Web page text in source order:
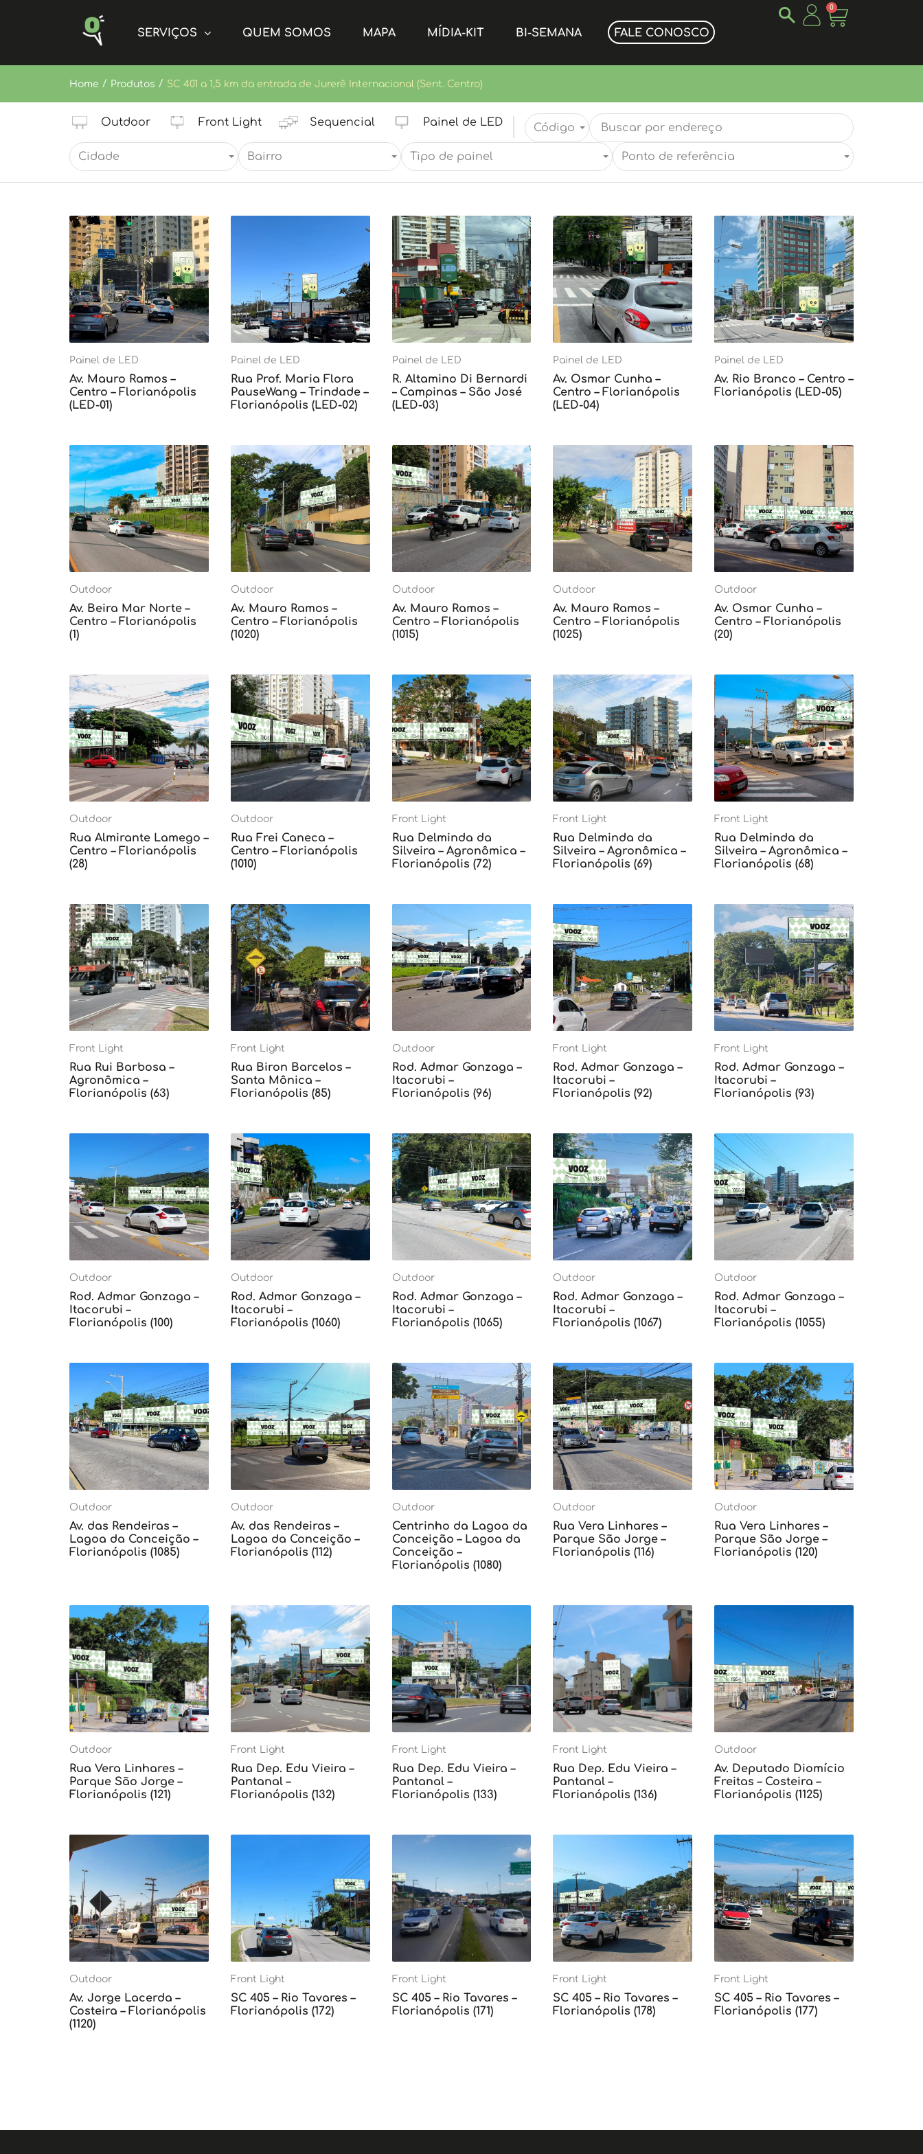
SERVIÇOS QUEM SOMOS MAPA MÍDIA-KIT BI-SEMANA FALE CONOSCO
0
Home / Produtos / SC 401 a 1,5 km da entrada de Jurerê Internacional (Sent. Centro)
Outdoor Front Light Sequencial Painel de LED Código
Cidade Bairro Tipo de painel Ponto de referência
Painel de LED
Av. Mauro Ramos –
Centro – Florianópolis
(LED-01)
Painel de LED
Rua Prof. Maria Flora
PauseWang – Trindade –
Florianópolis (LED-02)
Painel de LED
R. Altamino Di Bernardi
– Campinas – São José
(LED-03)
Painel de LED
Av. Osmar Cunha –
Centro – Florianópolis
(LED-04)
Painel de LED
Av. Rio Branco – Centro –
Florianópolis (LED-05)
Outdoor
Av. Beira Mar Norte –
Centro – Florianópolis
(1)
Outdoor
Av. Mauro Ramos –
Centro – Florianópolis
(1020)
Outdoor
Av. Mauro Ramos –
Centro – Florianópolis
(1015)
Outdoor
Av. Mauro Ramos –
Centro – Florianópolis
(1025)
Outdoor
Av. Osmar Cunha –
Centro – Florianópolis
(20)
Outdoor
Rua Almirante Lamego –
Centro – Florianópolis
(28)
Outdoor
Rua Frei Caneca –
Centro – Florianópolis
(1010)
Front Light
Rua Delminda da
Silveira – Agronômica –
Florianópolis (72)
Front Light
Rua Delminda da
Silveira – Agronômica –
Florianópolis (69)
Front Light
Rua Delminda da
Silveira – Agronômica –
Florianópolis (68)
Front Light
Rua Rui Barbosa –
Agronômica –
Florianópolis (63)
Front Light
Rua Biron Barcelos –
Santa Mônica –
Florianópolis (85)
Outdoor
Rod. Admar Gonzaga –
Itacorubi –
Florianópolis (96)
Front Light
Rod. Admar Gonzaga –
Itacorubi –
Florianópolis (92)
Front Light
Rod. Admar Gonzaga –
Itacorubi –
Florianópolis (93)
Outdoor
Rod. Admar Gonzaga –
Itacorubi –
Florianópolis (100)
Outdoor
Rod. Admar Gonzaga –
Itacorubi –
Florianópolis (1060)
Outdoor
Rod. Admar Gonzaga –
Itacorubi –
Florianópolis (1065)
Outdoor
Rod. Admar Gonzaga –
Itacorubi –
Florianópolis (1067)
Outdoor
Rod. Admar Gonzaga –
Itacorubi –
Florianópolis (1055)
Outdoor
Av. das Rendeiras –
Lagoa da Conceição –
Florianópolis (1085)
Outdoor
Av. das Rendeiras –
Lagoa da Conceição –
Florianópolis (112)
Outdoor
Centrinho da Lagoa da
Conceição – Lagoa da
Conceição –
Florianópolis (1080)
Outdoor
Rua Vera Linhares –
Parque São Jorge –
Florianópolis (116)
Outdoor
Rua Vera Linhares –
Parque São Jorge –
Florianópolis (120)
Outdoor
Rua Vera Linhares –
Parque São Jorge –
Florianópolis (121)
Front Light
Rua Dep. Edu Vieira –
Pantanal –
Florianópolis (132)
Front Light
Rua Dep. Edu Vieira –
Pantanal –
Florianópolis (133)
Front Light
Rua Dep. Edu Vieira –
Pantanal –
Florianópolis (136)
Outdoor
Av. Deputado Diomício
Freitas – Costeira –
Florianópolis (1125)
Outdoor
Av. Jorge Lacerda –
Costeira – Florianópolis
(1120)
Front Light
SC 405 – Rio Tavares –
Florianópolis (172)
Front Light
SC 405 – Rio Tavares –
Florianópolis (171)
Front Light
SC 405 – Rio Tavares –
Florianópolis (178)
Front Light
SC 405 – Rio Tavares –
Florianópolis (177)